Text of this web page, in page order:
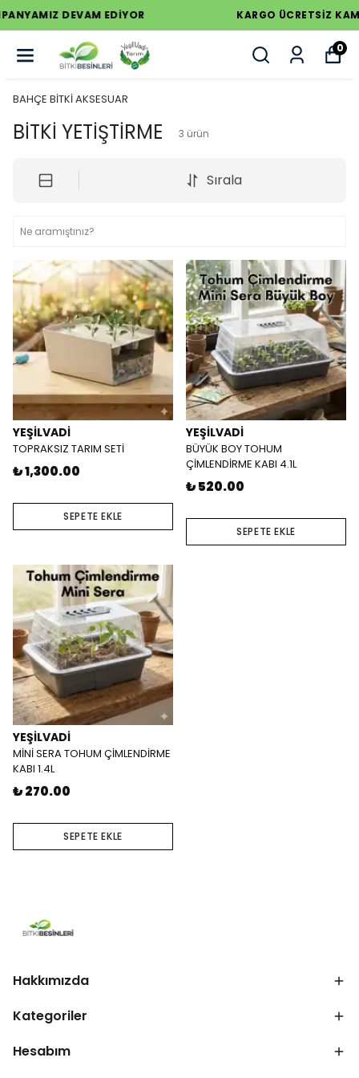
KARGO ÜCRETSİZ KAMPANYAMIZ DEVAM EDİYOR
0
BAHÇE BİTKİ AKSESUAR
BİTKİ YETİŞTİRME 3 ürün
Sırala
YEŞİLVADİ
TOPRAKSIZ TARIM SETİ
₺ 1,300.00
SEPETE EKLE
YEŞİLVADİ
BÜYÜK BOY TOHUM
ÇİMLENDİRME KABI 4.1L
₺ 520.00
SEPETE EKLE
YEŞİLVADİ
MİNİ SERA TOHUM ÇİMLENDİRME
KABI 1.4L
₺ 270.00
SEPETE EKLE
Hakkımızda
Kategoriler
Hesabım